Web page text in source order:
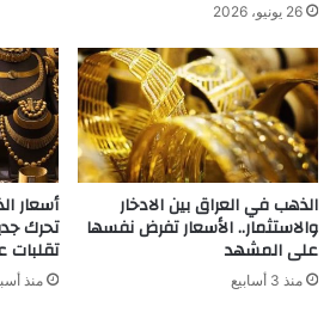
26 يونيو، 2026
الذهب في العراق بين الادخار
والاستثمار.. الأسعار تفرض نفسها
على المشهد
منذ 3 أسابيع
أسعار
تحرك
تقلبات
منذ